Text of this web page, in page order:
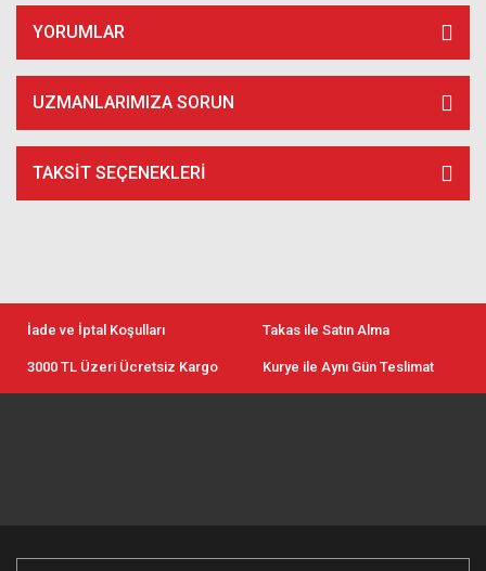
YORUMLAR
UZMANLARIMIZA SORUN
TAKSIT SEÇENEKLERI
İade ve İptal Koşulları Takas ile Satın Alma
3000 TL Üzeri Ücretsiz Kargo Kurye ile Aynı Gün Teslimat